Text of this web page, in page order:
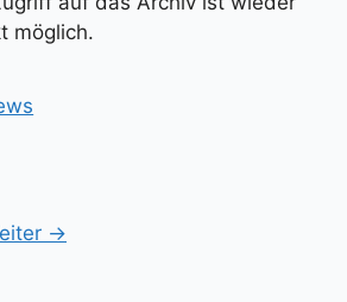
möglich.
→